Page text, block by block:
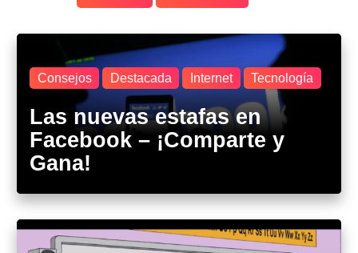
Consejos Destacada Internet Tecnología
Las nuevas estafas en
Facebook – ¡Comparte y
Gana!